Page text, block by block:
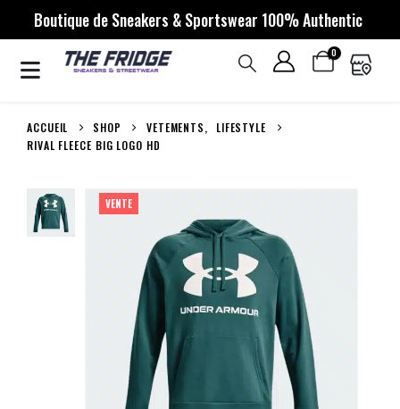
Boutique de Sneakers & Sportswear 100% Authentic
0
ACCUEIL SHOP VETEMENTS,
LIFESTYLE
RIVAL FLEECE BIG LOGO HD
VENTE